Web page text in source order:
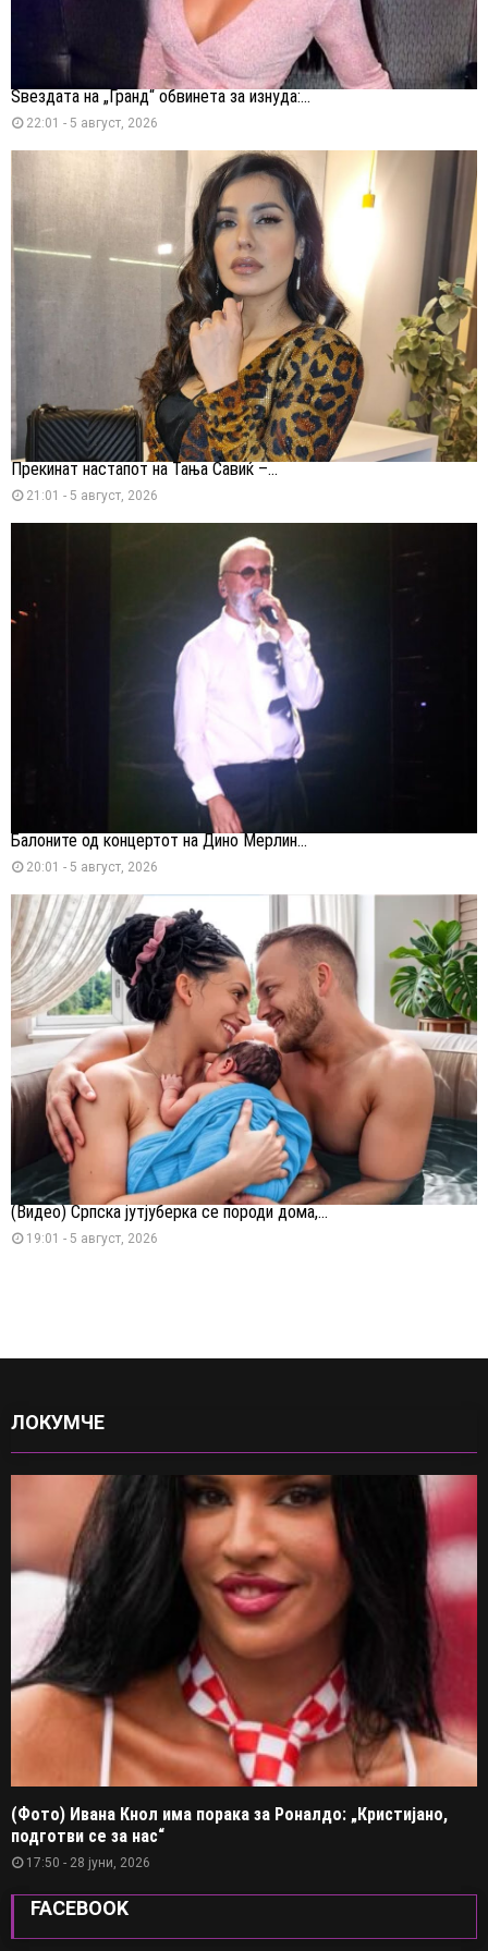
Ѕвездата на „Гранд“ обвинета за изнуда:...
22:01 - 5 август, 2026
Прекинат настапот на Тања Савиќ –...
21:01 - 5 август, 2026
Балоните од концертот на Дино Мерлин...
20:01 - 5 август, 2026
(Видео) Српска јутјуберка се породи дома,...
19:01 - 5 август, 2026
ЛОКУМЧЕ
(Фото) Ивана Кнол има порака за Роналдо: „Кристијано,
подготви се за нас“
17:50 - 28 јуни, 2026
FACEBOOK